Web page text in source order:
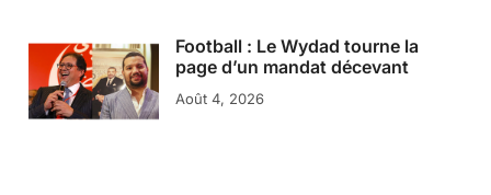
Football : Le Wydad tourne la
page d’un mandat décevant
Août 4, 2026